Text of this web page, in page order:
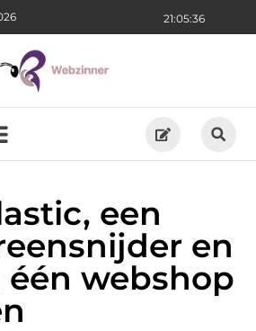
21:05:37
een
en
één webshop